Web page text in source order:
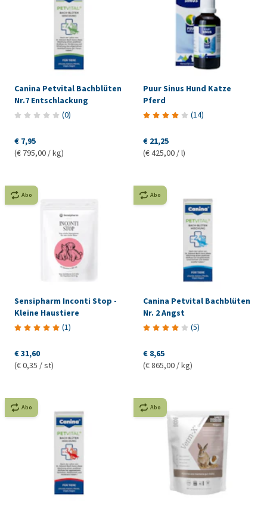
Canina Petvital Bachblüten
Nr.7 Entschlackung
(0)
€ 7,95
(€ 795,00 / kg)
Puur Sinus Hund Katze
Pferd
(14)
€ 21,25
(€ 425,00 / l)
Abo
Sensipharm Inconti Stop -
Kleine Haustiere
(1)
€ 31,60
(€ 0,35 / st)
Abo
Canina Petvital Bachblüten
Nr. 2 Angst
(5)
€ 8,65
(€ 865,00 / kg)
Abo Abo